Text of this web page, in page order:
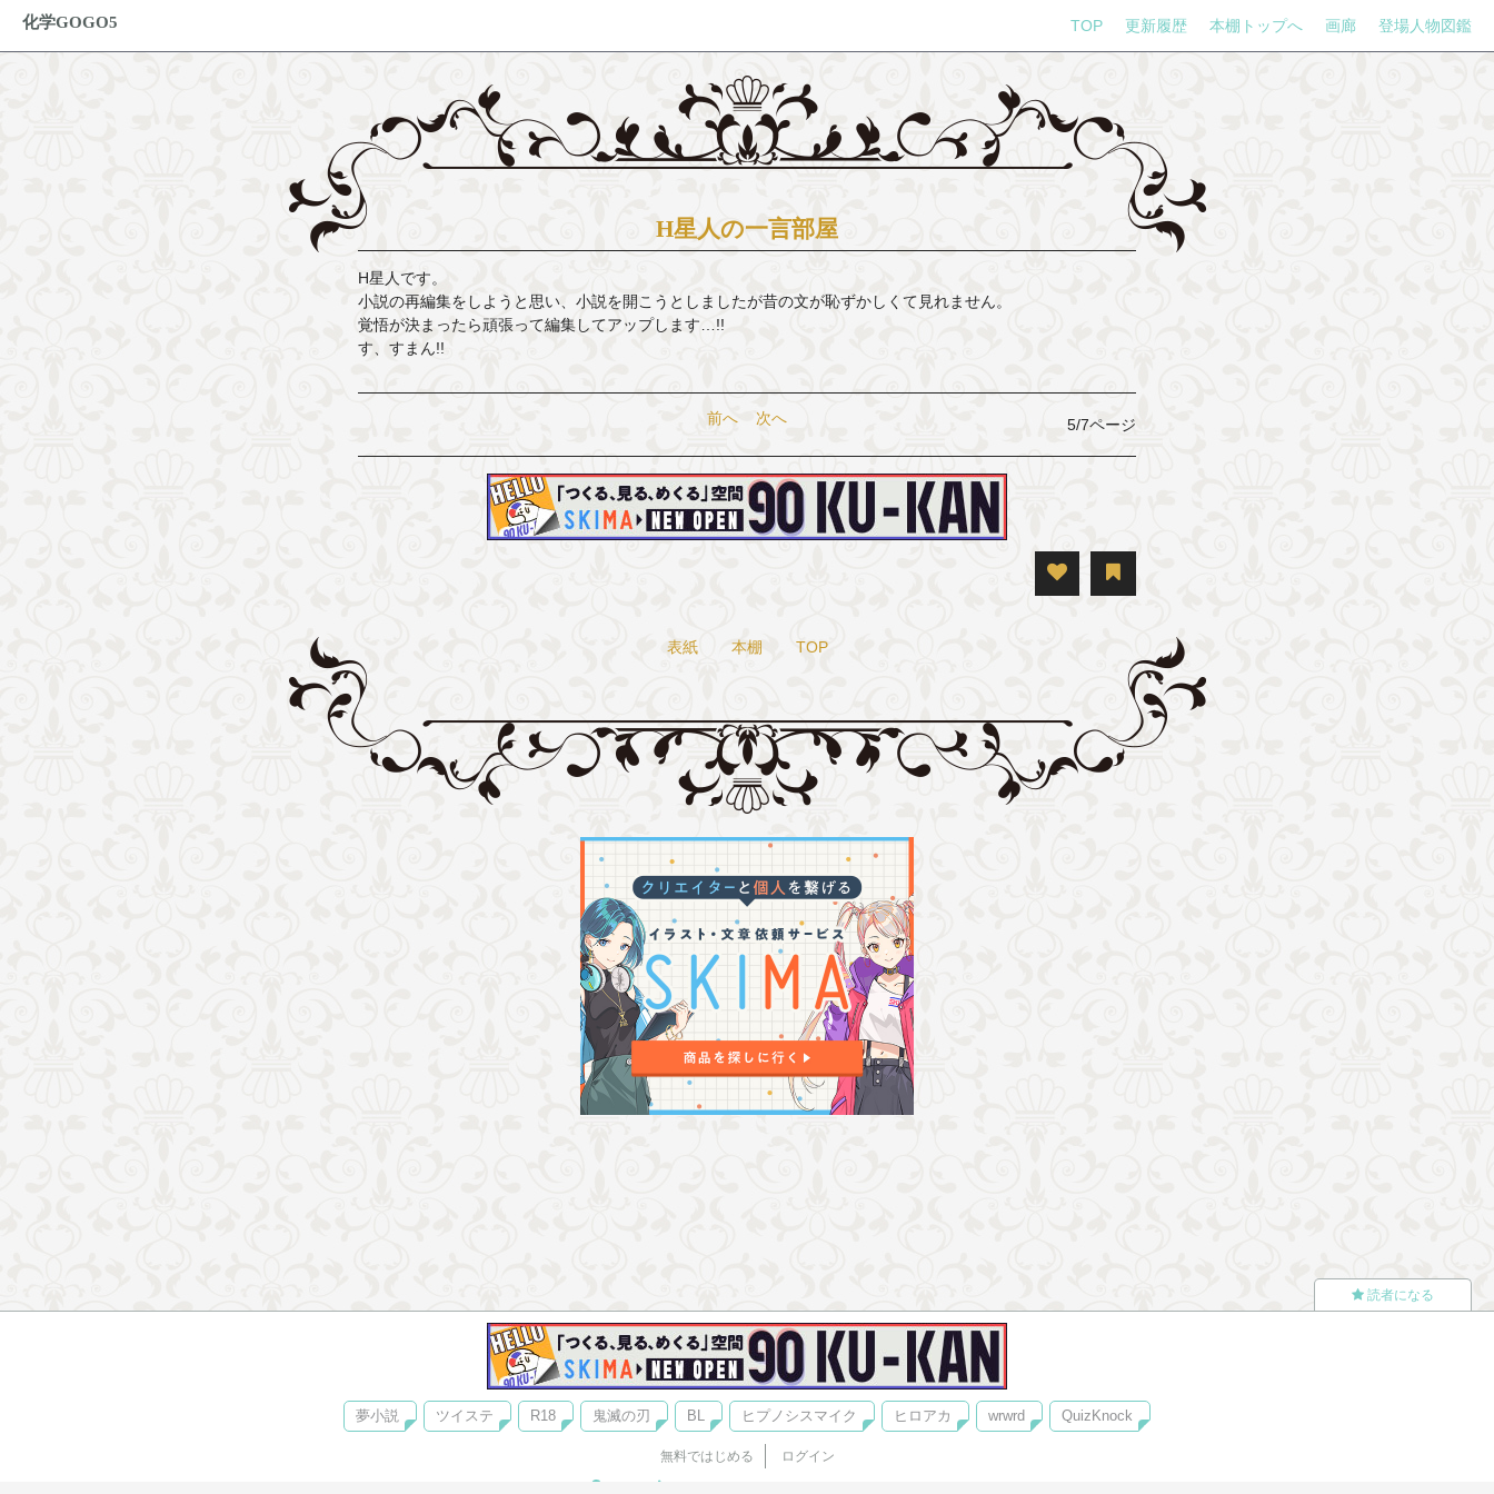
化学GOGO5 TOP 更新履歴 本棚トップへ 画廊 登場人物図鑑
H星人の一言部屋
H星人です。
小説の再編集をしようと思い、小説を開こうとしましたが昔の文が恥ずかしくて見れません。
覚悟が決まったら頑張って編集してアップします…!!
す、すまん!!
5/7ページ
前へ 次へ
表紙 本棚 TOP
夢小説 ツイステ R18 鬼滅の刃 BL ヒプノシスマイク ヒロアカ wrwrd QuizKnock
無料ではじめる ログイン
読者になる